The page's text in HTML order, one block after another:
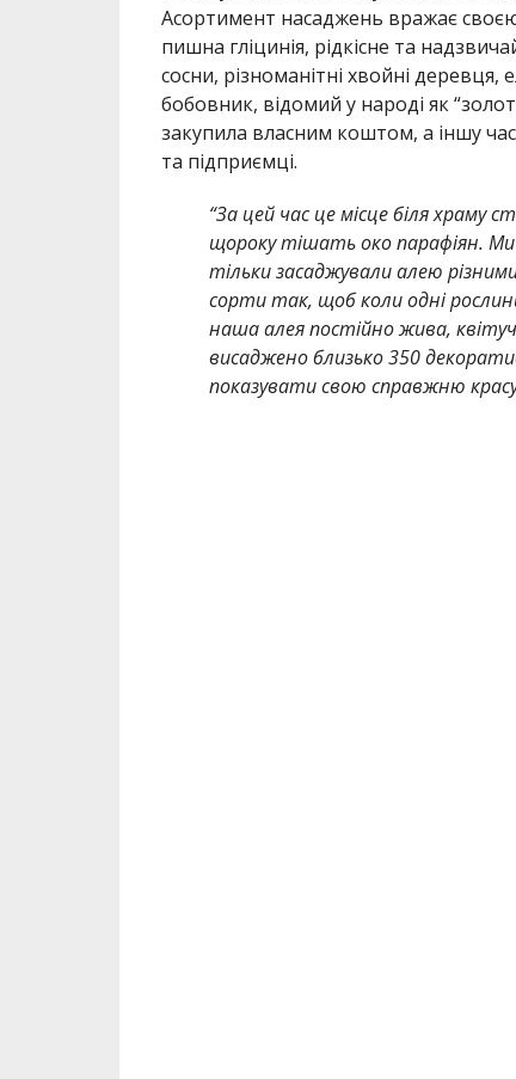
Асортимент насаджень вражає своєю
пишна гліцинія, рідкісне та
сосни, різноманітні хвойні
бобовник, відомий у народі як
закупила власним коштом, а іншу
та підприємці.
“За цей час це місце біля храму
щороку тішать око парафіян. Ми
тільки засаджували алею
сорти так, щоб коли одні
наша алея постійно жива,
висаджено близько 350
показувати свою справжню